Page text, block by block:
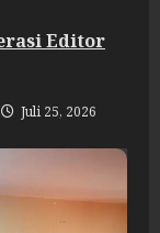
Editor
Juli 25, 2026